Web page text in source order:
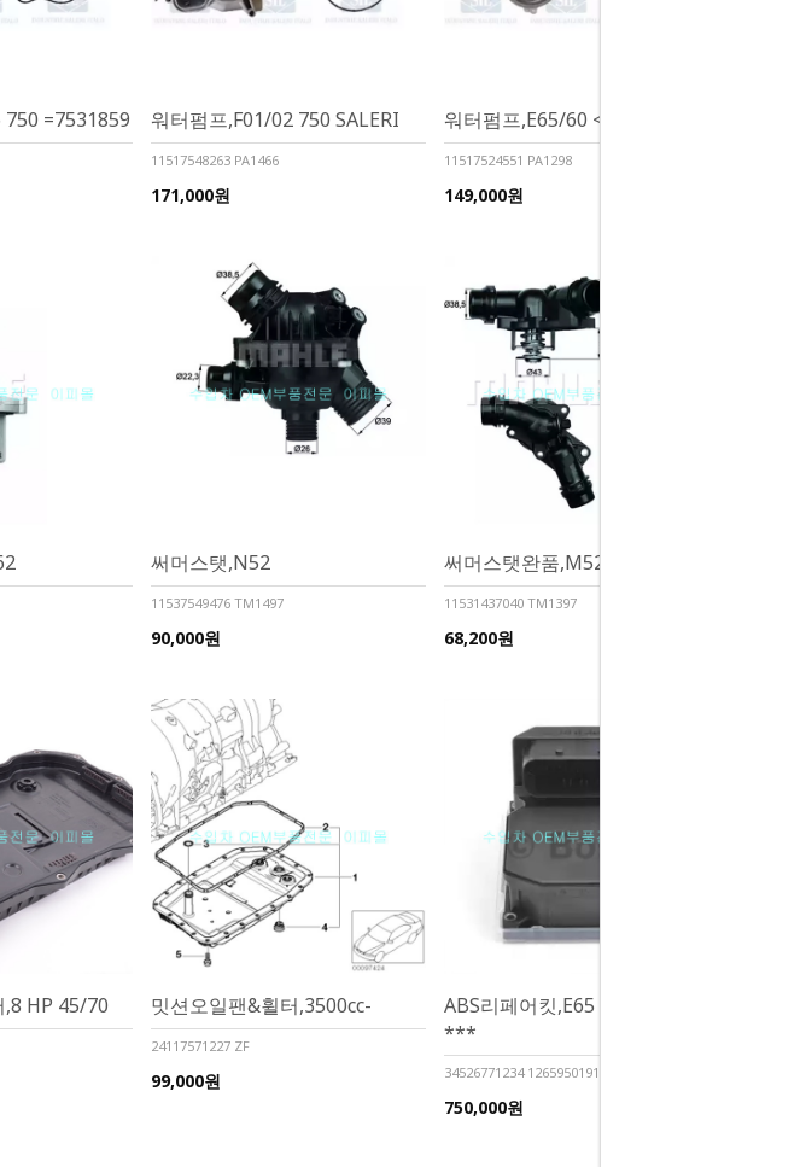
=7531859 워터펌프,F01/02 750 SALERI
11517548263 PA1466
171,000원
워터펌프,E65/60 <03- SALERI
11517524551 PA1298
149,000원
써머스탯,N52
11537549476 TM1497
90,000원
써머스탯완품,M52/54
11531437040 TM1397
68,200원
HP 45/70 밋션오일팬&휠터,3500cc-
24117571227 ZF
99,000원
ABS리페어킷,E65 DSC(코딩X)
***
34526771234 1265950191
750,000원